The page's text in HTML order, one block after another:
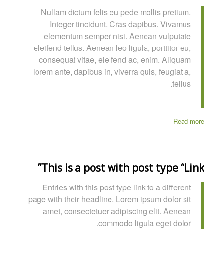
Nullam dictum felis eu pede mollis pretium.
Integer tincidunt. Cras dapibus. Vivamus
elementum semper nisi. Aenean vulputate
eleifend tellus. Aenean leo ligula, porttitor eu,
consequat vitae, eleifend ac, enim. Aliquam
lorem ante, dapibus in, viverra quis, feugiat a,
tellus.
Read more
This is a post with post type “Link”
Entries with this post type link to a different
page with their headline. Lorem ipsum dolor sit
amet, consectetuer adipiscing elit. Aenean
commodo ligula eget dolor.